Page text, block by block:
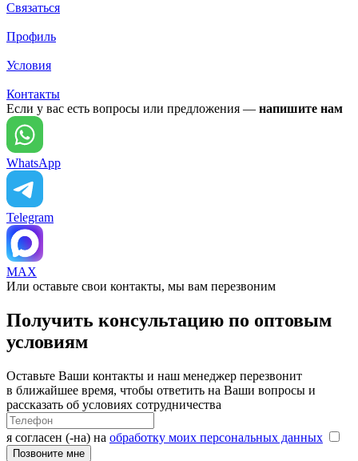
Связаться
Профиль
Условия
Контакты
Если у вас есть вопросы или предложения — напишите нам
WhatsApp
Telegram
MAX
Или оставьте свои контакты, мы вам перезвоним
Получить консультацию по оптовым
условиям
Оставьте Ваши контакты и наш менеджер перезвонит
в ближайшее время, чтобы ответить на Ваши вопросы и
рассказать об условиях сотрудничества
я согласен (-на) на обработку моих персональных данных